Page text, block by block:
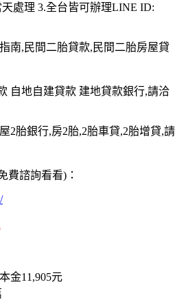
處理 3.全台皆可辦理LINE ID:
南,民間二胎貸款,民間二胎房屋貸
自地自建貸款 建地貸款銀行,請洽
2胎銀行,房2胎,2胎車貸,2胎增貸,請
費諮詢看看)：
金11,905元